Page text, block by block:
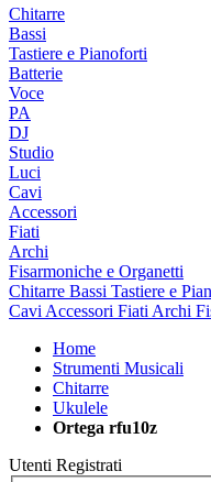
Chitarre
Bassi
Tastiere e Pianoforti
Batterie
Voce
PA
DJ
Studio
Luci
Cavi
Accessori
Fiati
Archi
Fisarmoniche e Organetti
Chitarre Bassi Tastiere e
Cavi Accessori Fiati Archi
Home
Strumenti Musicali
Chitarre
Ukulele
Ortega rfu10z
Utenti Registrati